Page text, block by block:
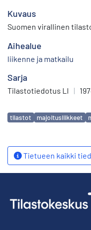
Kuvaus
Suomen virallinen
Aihealue
liikenne ja matkailu
Sarja
Tilastotiedotus LI |
Avainsanat
tilastot majoitusliikkeet
Tietueen kaikki